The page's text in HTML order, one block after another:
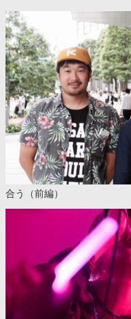
合う（前編）